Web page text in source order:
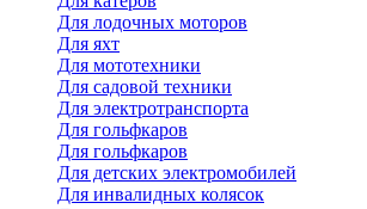
Для лодочных моторов
Для яхт
Для мототехники
Для садовой техники
Для электротранспорта
Для гольфкаров
Для гольфкаров
Для детских электромобилей
Для инвалидных колясок